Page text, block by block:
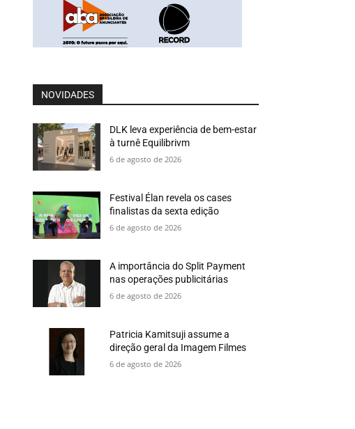
NOVIDADES
DLK leva experiência de bem-estar
à turnê Equilibrivm
6 de agosto de 2026
Festival Élan revela os cases
finalistas da sexta edição
6 de agosto de 2026
A importância do Split Payment
nas operações publicitárias
6 de agosto de 2026
Patricia Kamitsuji assume a
direção geral da Imagem Filmes
6 de agosto de 2026